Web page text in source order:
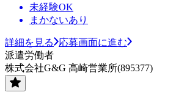
未経験OK
まかないあり
詳細を見る
応募画面に進む
派遣労働者
株式会社G&G 高崎営業所(895377)